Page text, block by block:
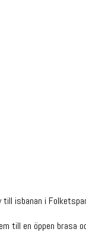
till isbanan i
till en öppen brasa